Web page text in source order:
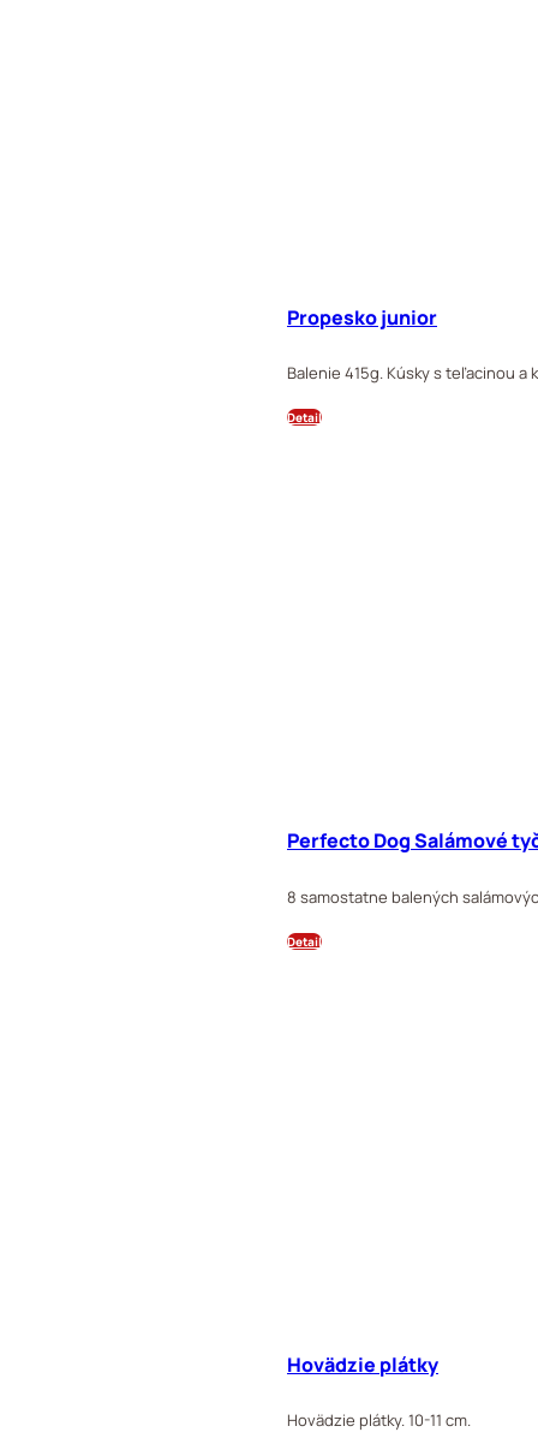
Propesko junior
Balenie 415g. Kúsky s teľacinou
Detail
Perfecto Dog Salámové
8 samostatne balených
Detail
Hovädzie plátky
Hovädzie plátky. 10-11 cm.